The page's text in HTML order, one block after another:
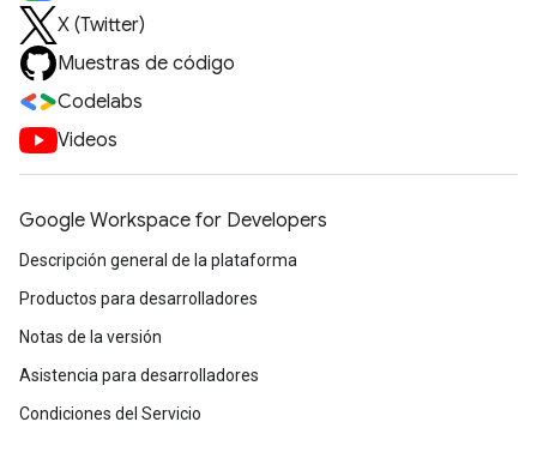
X (Twitter)
Muestras de código
Codelabs
Videos
Google Workspace for Developers
Descripción general de la plataforma
Productos para desarrolladores
Notas de la versión
Asistencia para desarrolladores
Condiciones del Servicio